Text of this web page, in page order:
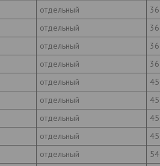
отдельный
отдельный
отдельный
отдельный
отдельный
отдельный
отдельный
отдельный
отдельный